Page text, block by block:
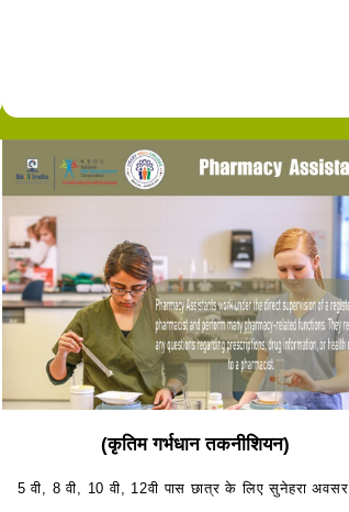
(कृतिम गर्भधान तकनीशियन)
5 वी, 8 वी, 10 वी, 12वी पास छात्र के लिए सुनेहरा अवसर